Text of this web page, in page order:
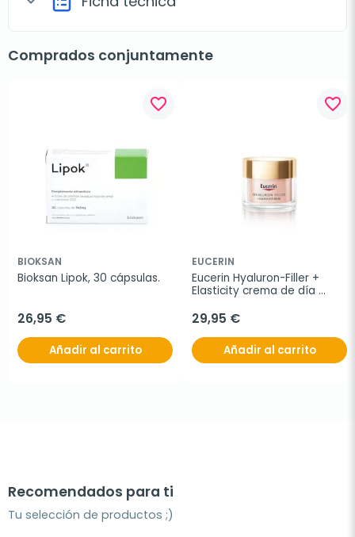
Comprados conjuntamente
favorite_border
BIOKSAN
Bioksan Lipok, 30 cápsulas.
26,95 €
Añadir al carrito
favorite_border
EUCERIN
Eucerin Hyaluron-Filler +
Elasticity crema de día
29,95 €
Añadir al carrito
Recomendados para ti
Tu selección de productos ;)